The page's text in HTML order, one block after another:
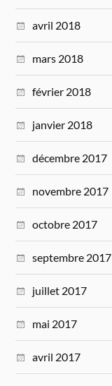
avril 2018
mars 2018
février 2018
janvier 2018
décembre 2017
novembre 2017
octobre 2017
septembre 2017
juillet 2017
mai 2017
avril 2017